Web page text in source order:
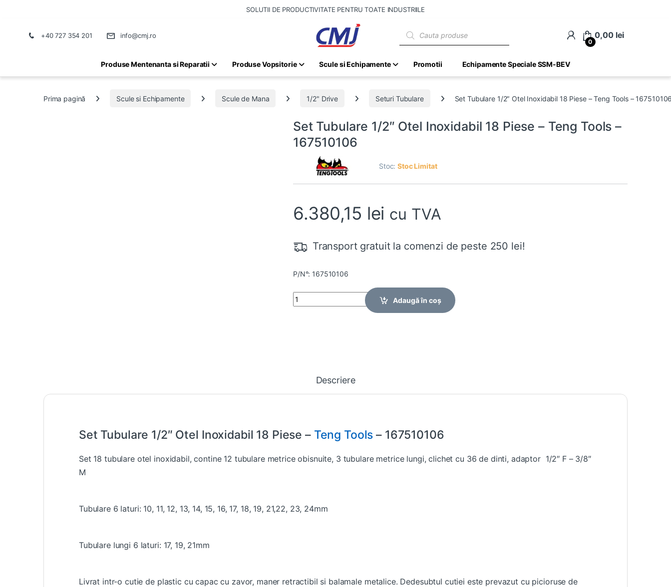
SOLUTII DE PRODUCTIVITATE PENTRU TOATE INDUSTRIILE
+40 727 354 201 info@cmj.ro
0
0,00 lei
Produse Mentenanta si Reparatii Produse Vopsitorie Scule si Echipamente Promotii Echipamente Speciale SSM-BEV
Prima pagină Scule si Echipamente Scule de Mana 1/2" Drive Seturi Tubulare Set Tubulare 1/2″ Otel Inoxidabil 18 Piese – Teng Tools –
Set Tubulare 1/2″ Otel Inoxidabil 18 Piese – Teng Tools –
167510106
Stoc:Stoc Limitat
6.380,15 lei cu TVA
Transport gratuit la comenzi de peste 250 lei!
P/N°: 167510106
Quantity
Adaugă în coș
Descriere
Set Tubulare 1/2″ Otel Inoxidabil 18 Piese – Teng Tools – 167510106
Set 18 tubulare otel inoxidabil, contine 12 tubulare metrice obisnuite, 3 tubulare metrice lungi, clichet cu 36 de dinti, adaptor 1/2″ F – 3/8″
M
Tubulare 6 laturi: 10, 11, 12, 13, 14, 15, 16, 17, 18, 19, 21,22, 23, 24mm
Tubulare lungi 6 laturi: 17, 19, 21mm
Livrat intr-o cutie de plastic cu capac cu zavor, maner retractibil si balamale metalice. Dedesubtul cutiei este prevazut cu picioruse de